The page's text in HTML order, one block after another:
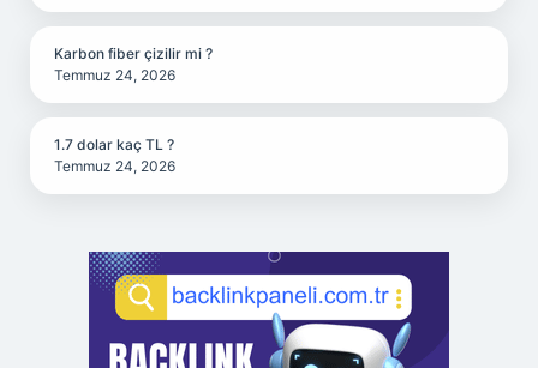
Karbon fiber çizilir mi ?
Temmuz 24, 2026
1.7 dolar kaç TL ?
Temmuz 24, 2026